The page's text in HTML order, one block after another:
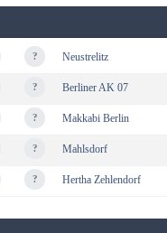
Neustrelitz
?
Berliner AK 07
?
Makkabi Berlin
?
Mahlsdorf
?
Hertha Zehlendorf
?